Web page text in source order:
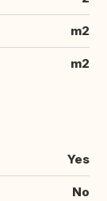
m2
m2
Yes
No